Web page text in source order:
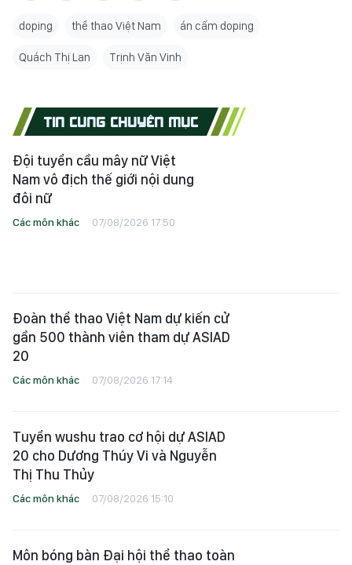
doping thể thao Việt Nam án cấm doping
Quách Thị Lan Trịnh Văn Vinh
TIN CÙNG CHUYÊN MỤC
Đội tuyển cầu mây nữ Việt
Nam vô địch thế giới nội dung
đôi nữ
Các môn khác 07/08/2026 17:50
Đoàn thể thao Việt Nam dự kiến cử
gần 500 thành viên tham dự ASIAD
20
Các môn khác 07/08/2026 17:14
Tuyển wushu trao cơ hội dự ASIAD
20 cho Dương Thúy Vi và Nguyễn
Thị Thu Thủy
Các môn khác 07/08/2026 15:10
Môn bóng bàn Đại hội thể thao toàn